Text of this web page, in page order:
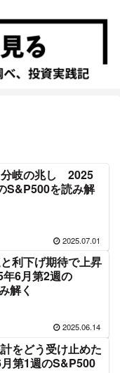
分岐の兆し 2025
S&P500を読み解
2025.07.01
利下げ期待で上昇
6月第2週の
解く
2025.06.14
をどう受け止めた
第1週のS&P500